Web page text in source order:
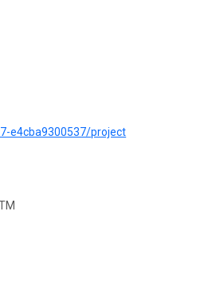
e4cba9300537/project